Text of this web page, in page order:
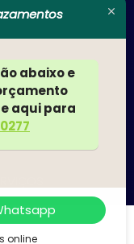
abaixo e
aqui para
online